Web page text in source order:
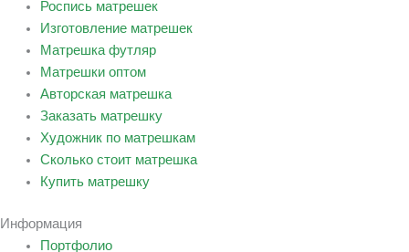
Роспись матрешек
Изготовление матрешек
Матрешка футляр
Матрешки оптом
Авторская матрешка
Заказать матрешку
Художник по матрешкам
Сколько стоит матрешка
Купить матрешку
Информация
Портфолио